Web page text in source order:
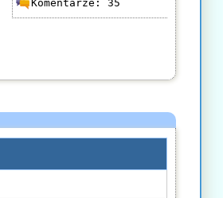
Komentarze: 35